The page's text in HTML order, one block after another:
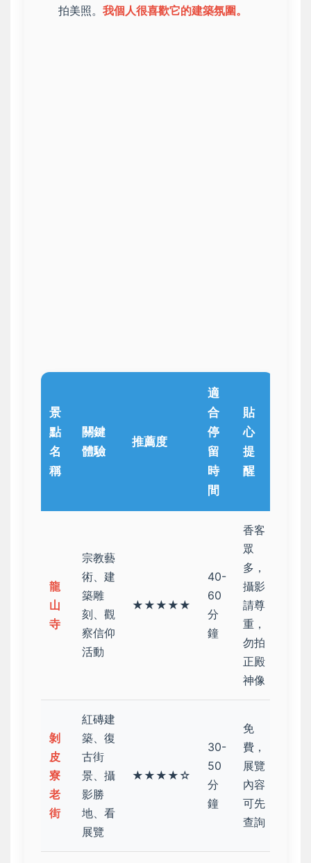
拍美照。 我個人很喜歡它的建築氛圍。
景
點
名
稱
關鍵
體驗
推薦度
適
合
停
留
時
間
貼
心
提
醒
龍
山
寺
宗教藝
術、建
築雕
刻、觀
察信仰
活動
★★★★★
40-
60
分
鐘
香客
眾
多，
攝影
請尊
重，
勿拍
正殿
神像
剝
皮
寮
老
街
紅磚建
築、復
古街
景、攝
影勝
地、看
展覽
★★★★☆
30-
50
分
鐘
免
費，
展覽
內容
可先
查詢